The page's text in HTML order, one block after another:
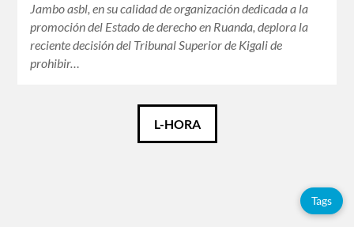
Jambo asbl, en su calidad de organización dedicada a la
promoción del Estado de derecho en Ruanda, deplora la
reciente decisión del Tribunal Superior de Kigali de
prohibir…
L-HORA
Tags